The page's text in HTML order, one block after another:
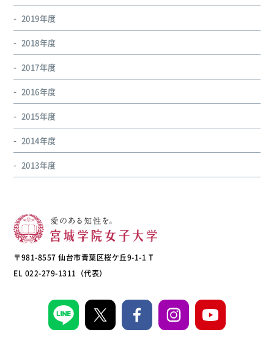
2019年度
2018年度
2017年度
2016年度
2015年度
2014年度
2013年度
〒981-8557 仙台市青葉区桜ケ丘9-1-1 T
EL 022-279-1311（代表）